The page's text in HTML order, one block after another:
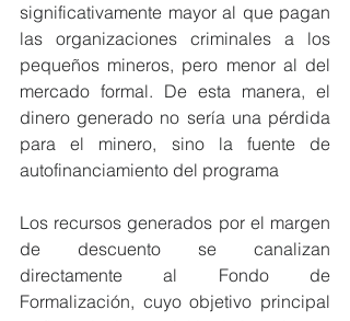
significativamente mayor al que pagan
las organizaciones criminales a los
pequeños mineros, pero menor al del
mercado formal. De esta manera, el
dinero generado no sería una pérdida
para el minero, sino la fuente de
autofinanciamiento del programa
Los recursos generados por el margen
de descuento se canalizan
directamente al Fondo de
Formalización, cuyo objetivo principal